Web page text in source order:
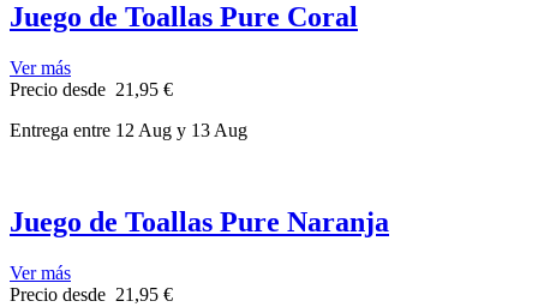
Juego de Toallas Pure Coral
Ver más
Precio desde 21,95 €
Entrega entre 12 Aug y 13 Aug
Juego de Toallas Pure Naranja
Ver más
Precio desde 21,95 €